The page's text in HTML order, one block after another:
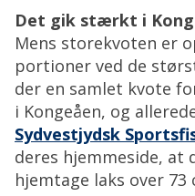
Det gik stærkt i
Mens storekvoten er
portioner ved de
der en samlet kvote
i Kongeåen, og
Sydvestjydsk
deres hjemmeside, at
hjemtage laks over 73